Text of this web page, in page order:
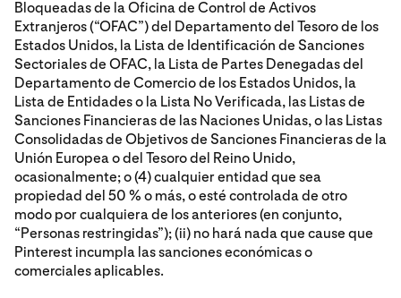
Bloqueadas de la Oficina de Control de Activos
Extranjeros (“OFAC”) del Departamento del Tesoro de los
Estados Unidos, la Lista de Identificación de Sanciones
Sectoriales de OFAC, la Lista de Partes Denegadas del
Departamento de Comercio de los Estados Unidos, la
Lista de Entidades o la Lista No Verificada, las Listas de
Sanciones Financieras de las Naciones Unidas, o las Listas
Consolidadas de Objetivos de Sanciones Financieras de la
Unión Europea o del Tesoro del Reino Unido,
ocasionalmente; o (4) cualquier entidad que sea
propiedad del 50 % o más, o esté controlada de otro
modo por cualquiera de los anteriores (en conjunto,
“Personas restringidas”); (ii) no hará nada que cause que
Pinterest incumpla las sanciones económicas o
comerciales aplicables.